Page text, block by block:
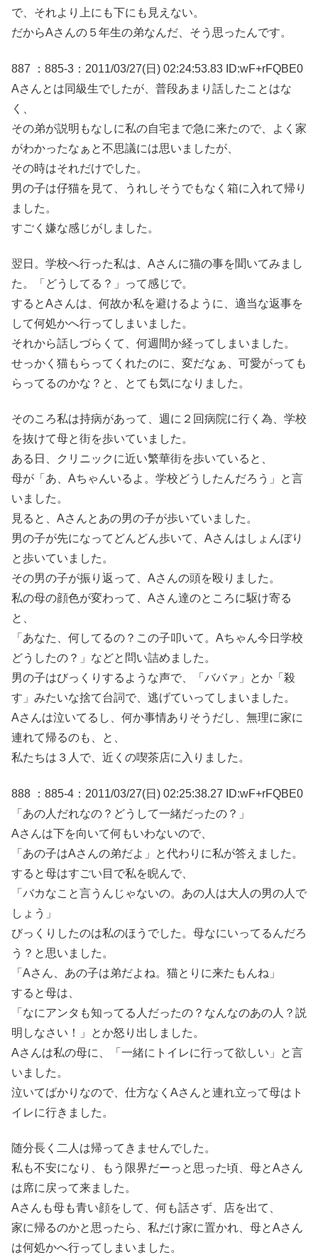
で、それより上にも下にも見えない。
だからAさんの５年生の弟なんだ、そう思ったんです。
887 ：885-3：2011/03/27(日) 02:24:53.83 ID:wF+rFQBE0
Aさんとは同級生でしたが、普段あまり話したことはな
く、
その弟が説明もなしに私の自宅まで急に来たので、よく家
がわかったなぁと不思議には思いましたが、
その時はそれだけでした。
男の子は仔猫を見て、うれしそうでもなく箱に入れて帰り
ました。
すごく嫌な感じがしました。
翌日。学校へ行った私は、Aさんに猫の事を聞いてみまし
た。「どうしてる？」って感じで。
するとAさんは、何故か私を避けるように、適当な返事を
して何処かへ行ってしまいました。
それから話しづらくて、何週間か経ってしまいました。
せっかく猫もらってくれたのに、変だなぁ、可愛がっても
らってるのかな？と、とても気になりました。
そのころ私は持病があって、週に２回病院に行く為、学校
を抜けて母と街を歩いていました。
ある日、クリニックに近い繁華街を歩いていると、
母が「あ、Aちゃんいるよ。学校どうしたんだろう」と言
いました。
見ると、Aさんとあの男の子が歩いていました。
男の子が先になってどんどん歩いて、Aさんはしょんぼり
と歩いていました。
その男の子が振り返って、Aさんの頭を殴りました。
私の母の顔色が変わって、Aさん達のところに駆け寄る
と、
「あなた、何してるの？この子叩いて。Aちゃん今日学校
どうしたの？」などと問い詰めました。
男の子はびっくりするような声で、「ババァ」とか「殺
す」みたいな捨て台詞で、逃げていってしまいました。
Aさんは泣いてるし、何か事情ありそうだし、無理に家に
連れて帰るのも、と、
私たちは３人で、近くの喫茶店に入りました。
888 ：885-4：2011/03/27(日) 02:25:38.27 ID:wF+rFQBE0
「あの人だれなの？どうして一緒だったの？」
Aさんは下を向いて何もいわないので、
「あの子はAさんの弟だよ」と代わりに私が答えました。
すると母はすごい目で私を睨んで、
「バカなこと言うんじゃないの。あの人は大人の男の人で
しょう」
びっくりしたのは私のほうでした。母なにいってるんだろ
う？と思いました。
「Aさん、あの子は弟だよね。猫とりに来たもんね」
すると母は、
「なにアンタも知ってる人だったの？なんなのあの人？説
明しなさい！」とか怒り出しました。
Aさんは私の母に、「一緒にトイレに行って欲しい」と言
いました。
泣いてばかりなので、仕方なくAさんと連れ立って母はト
イレに行きました。
随分長く二人は帰ってきませんでした。
私も不安になり、もう限界だーっと思った頃、母とAさん
は席に戻って来ました。
Aさんも母も青い顔をして、何も話さず、店を出て、
家に帰るのかと思ったら、私だけ家に置かれ、母とAさん
は何処かへ行ってしまいました。